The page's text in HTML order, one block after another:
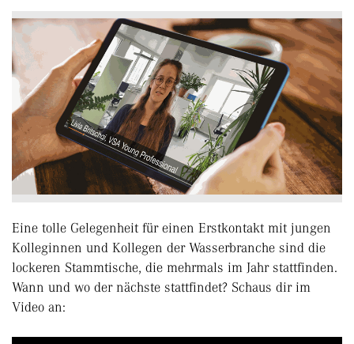
Eine tolle Gelegenheit für einen Erstkontakt mit jungen
Kolleginnen und Kollegen der Wasserbranche sind die
lockeren Stammtische, die mehrmals im Jahr stattfinden.
Wann und wo der nächste stattfindet? Schaus dir im
Video an: